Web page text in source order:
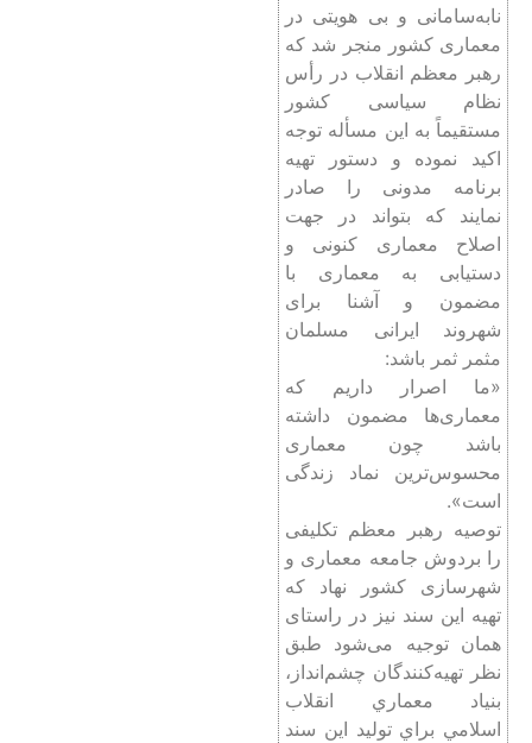
نابه‌سامانی و بی هویتی در
معماری کشور منجر شد که
رهبر معظم انقلاب در رأس
نظام سیاسی کشور
مستقیماً به این مسأله توجه
اکید نموده و دستور تهیه
برنامه مدونی را صادر
نمایند که بتواند در جهت
اصلاح معماری کنونی و
دستیابی به معماری با
مضمون و آشنا برای
شهروند ایرانی مسلمان
مثمر ثمر باشد:
«ما اصرار داريم که
معمارى‌ها مضمون داشته
باشد چون معمارى
محسوس‌ترين نماد زندگى
است».
توصیه رهبر معظم تکلیفی
را بردوش جامعه معماری و
شهرسازی کشور نهاد که
تهیه این سند نیز در راستای
همان توجیه می‌شود طبق
نظر تهیه‌کنندگان چشم‌انداز،
بنياد معماري انقلاب
اسلامي براي توليد اين سند